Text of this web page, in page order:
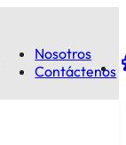
Nosotros
Contáctenos